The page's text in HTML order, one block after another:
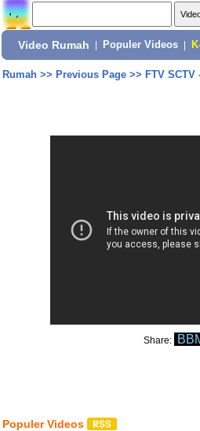
Video Rumah Populer Videos
Rumah>> Previous Page>> FTV
Share:
Populer Videos